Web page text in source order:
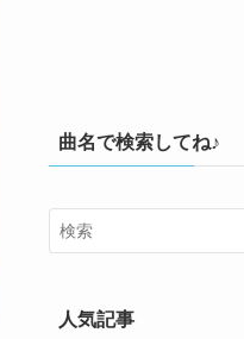
曲名で検索してね♪
人気記事